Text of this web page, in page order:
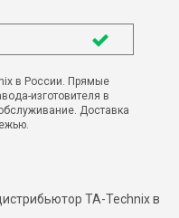
в России. Прямые
изготовителя в
Доставка
TA-Technix в